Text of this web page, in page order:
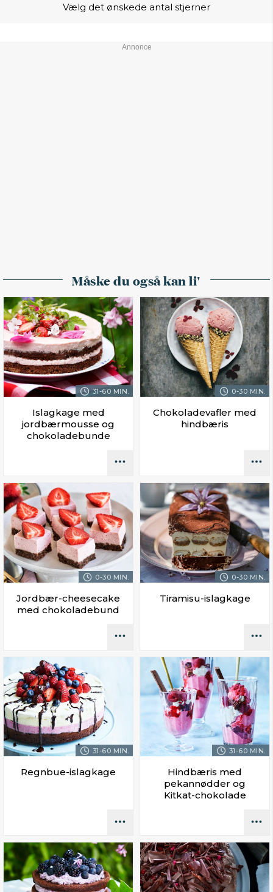
Vælg det ønskede antal stjerner
Måske du også kan li'
31-60 MIN.
Islagkage med
jordbærmousse og
chokoladebunde
0-30 MIN.
Chokoladevafler med
hindbæris
0-30 MIN.
Jordbær-cheesecake
med chokoladebund
0-30 MIN.
Tiramisu-islagkage
31-60 MIN.
Regnbue-islagkage
31-60 MIN.
Hindbæris med
pekannødder og
Kitkat-chokolade